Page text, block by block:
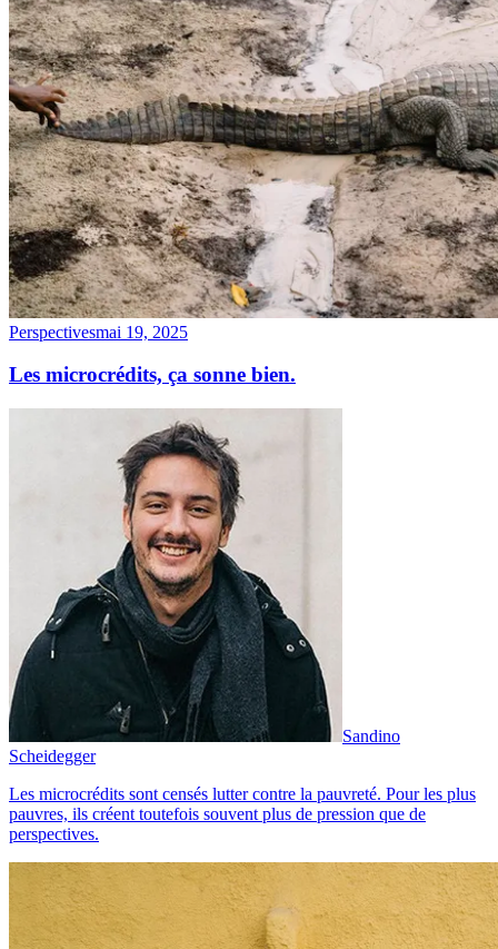
Perspectivesmai 19, 2025
Les microcrédits, ça sonne bien.
Sandino
Scheidegger
Les microcrédits sont censés lutter contre la pauvreté. Pour les plus
pauvres, ils créent toutefois souvent plus de pression que de
perspectives.